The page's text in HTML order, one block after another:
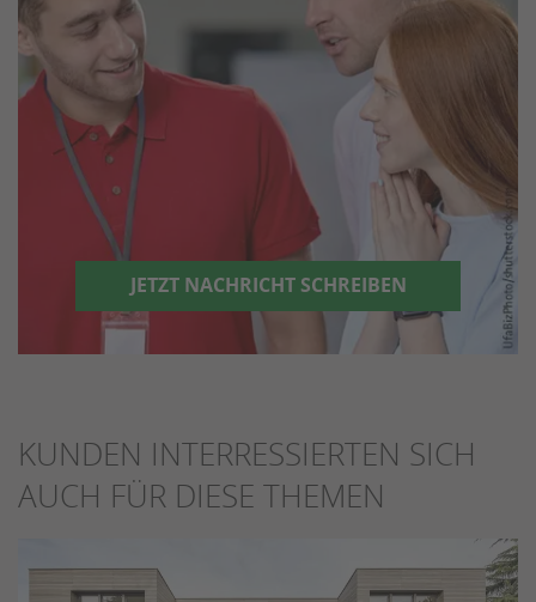
JETZT NACHRICHT SCHREIBEN
KUNDEN INTERRESSIERTEN SICH
AUCH FÜR DIESE THEMEN